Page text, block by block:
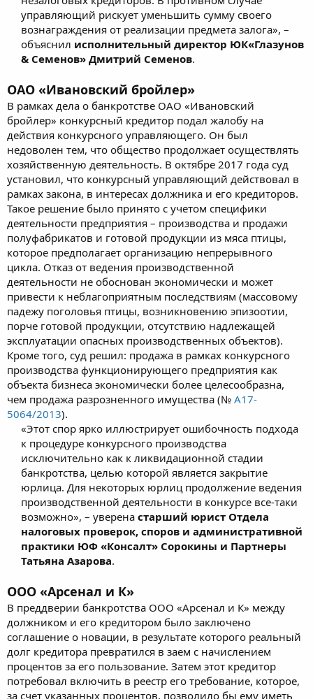
управляющий рискует уменьшить сумму своего
вознаграждения от реализации предмета залога», –
объяснил исполнительный директор ЮК«Глазунов
& Семенов» Дмитрий Семенов.​
ОАО «Ивановский бройлер»
В рамках дела о банкротстве ОАО «Ивановский
бройлер» конкурсный кредитор подал жалобу на
действия конкурсного управляющего. Он был
недоволен тем, что общество продолжает осуществлять
хозяйственную деятельность. В октябре 2017 года суд
установил, что конкурсный управляющий действовал в
рамках закона, в интересах должника и его кредиторов.
Такое решение было принято с учетом специфики
деятельности предприятия – производства и продажи
полуфабрикатов и готовой продукции из мяса птицы,
которое предполагает организацию непрерывного
цикла. Отказ от ведения производственной
деятельности не обоснован экономически и может
привести к неблагоприятным последствиям (массовому
падежу поголовья птицы, возникновению эпизоотии,
порче готовой продукции, отсутствию надлежащей
эксплуатации опасных производственных объектов).
Кроме того, суд решил: продажа в рамках конкурсного
производства функционирующего предприятия как
объекта бизнеса экономически более целесообразна,
чем продажа разрозненного имущества (№ А17-
5064/2013).
«Этот спор ярко иллюстрирует ошибочность подхода
к процедуре конкурсного производства
исключительно как к ликвидационной стадии
банкротства, целью которой является закрытие
юрлица. Для некоторых юрлиц продолжение ведения
производственной деятельности в конкурсе все-таки
возможно», – уверена старший юрист Отдела
налоговых проверок, споров и административной
практики ЮФ «Консалт» Сорокины и Партнеры
Татьяна Азарова.​
ООО «Арсенал и К»
В преддверии банкротства ООО «Арсенал и К» между
должником и его кредитором было заключено
соглашение о новации, в результате которого реальный
долг кредитора превратился в заем с начислением
процентов за его пользование. Затем этот кредитор
потребовал включить в реестр его требование, которое,
за счет указанных процентов, позволило бы ему иметь